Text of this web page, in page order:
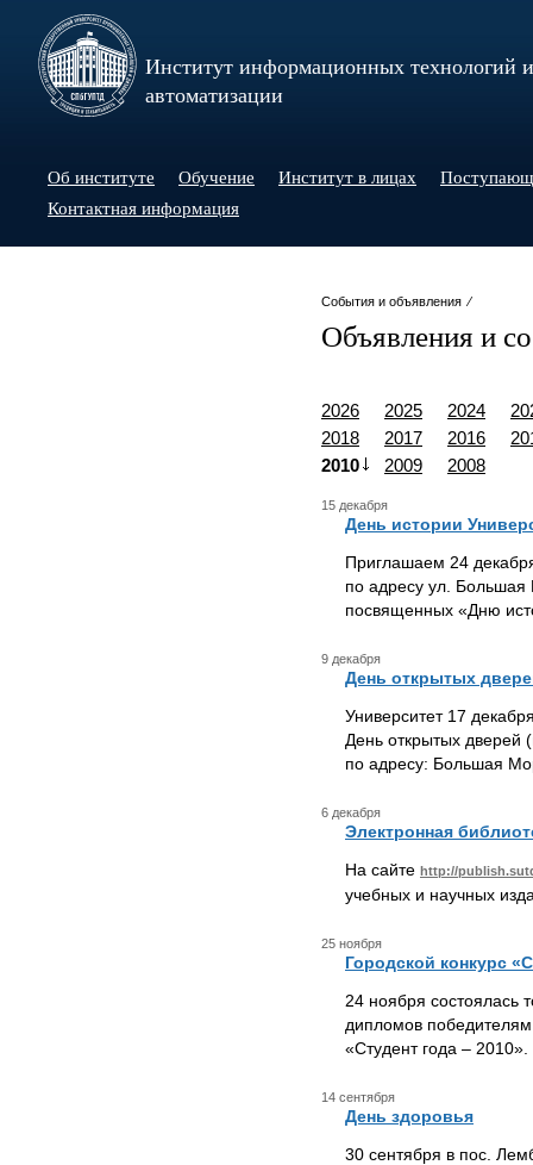
Институт информационных технологий и
автоматизации
Об институте Обучение Институт в лицах
Контактная информация
События и объявления ⁄
Объявления и
2026 2025 2024
2018
2017 2016
2010
2009 2008
15 декабря
День истории
Приглашаем 24
по адресу ул. Большая
посвященных «Дню
9 декабря
День открытых
Университет 17
День открытых дверей
по адресу: Большая
6 декабря
Электронная
На сайте http://
учебных и научных
25 ноября
Городской конкурс
24 ноября состоялась
дипломов
«Студент года – 2010».
14 сентября
День здоровья
30 сентября в пос.